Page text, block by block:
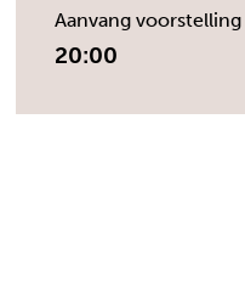
Aanvang voorstelling
20:00